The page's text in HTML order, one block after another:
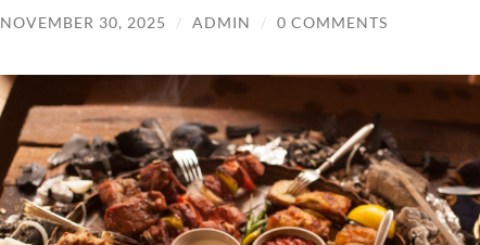
NOVEMBER 30, 2025 / ADMIN / 0 COMMENTS